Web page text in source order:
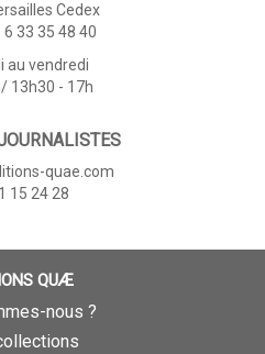
Cedex
33 35 48 40
au vendredi
13h30 - 17h
quae.com
15 24 28
QUÆ
nous ?